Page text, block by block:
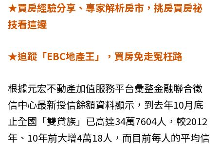
★買房經驗分享、專家解析房市，挑房買房祕
技看這邊
★追蹤「EBC地產王」，買房免走冤枉路
根據元宏不動產加值服務平台彙整金融聯合徵
信中心最新授信餘額資料顯示，到去年10月底
止全國「雙貸族」已高達34萬7604人，較2012
年、10年前大增4萬18人，而目前每人的平均信